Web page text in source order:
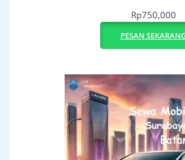
Rp750,000
PESAN